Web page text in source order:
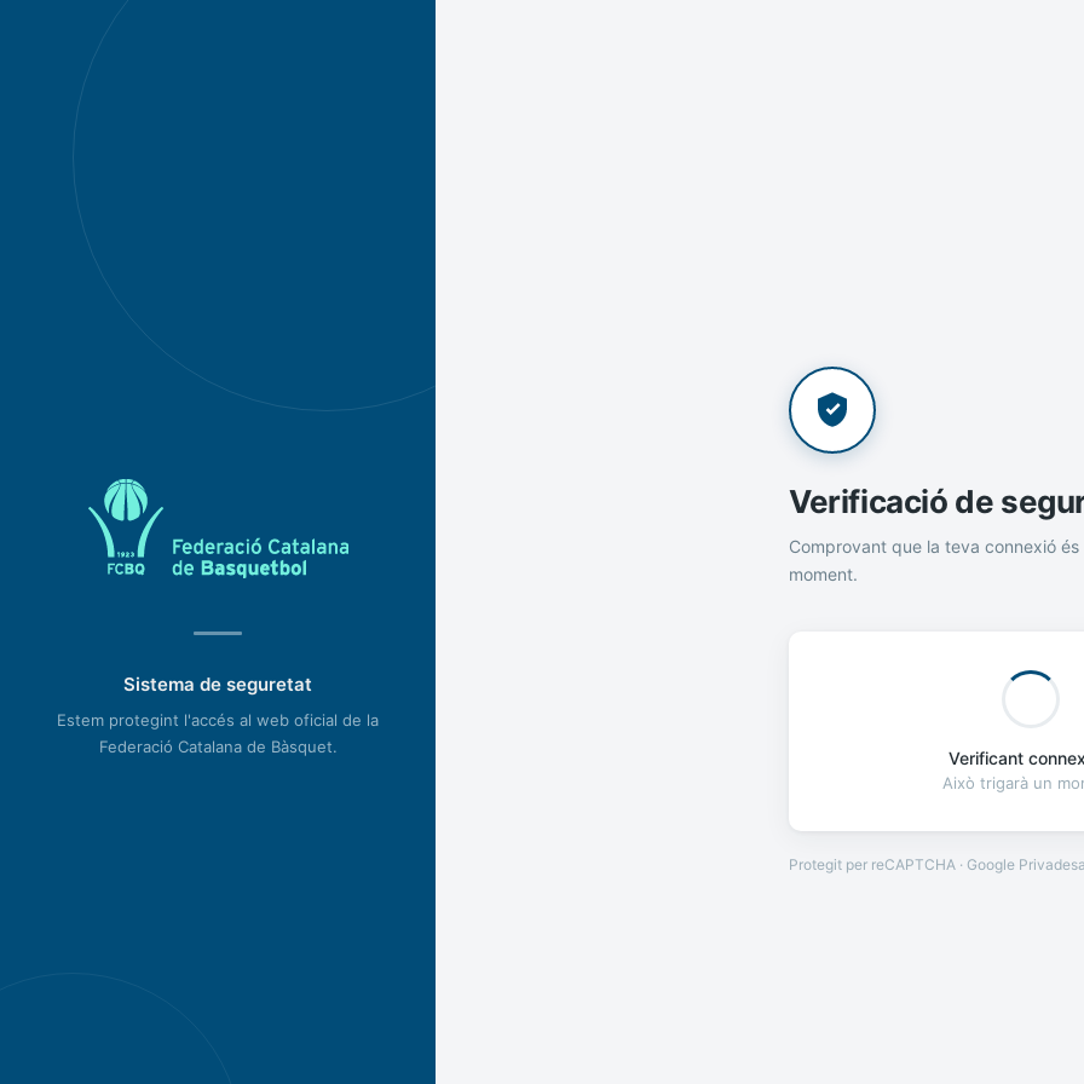
Sistema de seguretat
Estem protegint l'accés al web oficial de la
Federació Catalana de Bàsquet.
Verificació de
Comprovant que la teva connexió és
moment.
Verificant
Això trigarà un
Protegit per reCAPTCHA · Google Privadesa